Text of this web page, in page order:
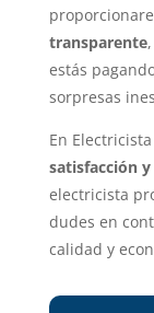
transparente
estás
sorpresas
En
satisfacción
electricista
dudes en
calidad y